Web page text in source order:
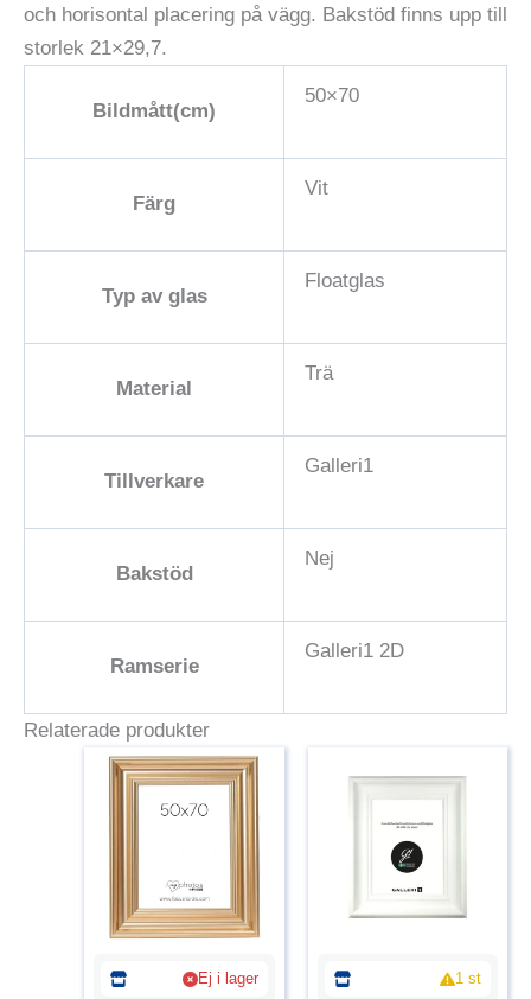
och horisontal placering på vägg. Bakstöd finns upp till
storlek 21×29,7.
Bildmått(cm)
50×70
Färg
Vit
Typ av glas
Floatglas
Material
Trä
Tillverkare
Galleri1
Bakstöd
Nej
Ramserie
Galleri1 2D
Relaterade produkter
Ej i lager 1 st